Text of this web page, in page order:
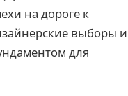
на дороге к
выборы и
для